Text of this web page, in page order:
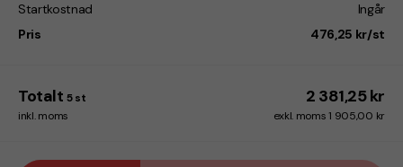
Startkostnad
Ingår
Pris
476,25 kr/st
Totalt 5 st 2 381,25 kr
inkl. moms exkl. moms 1 905,00 kr